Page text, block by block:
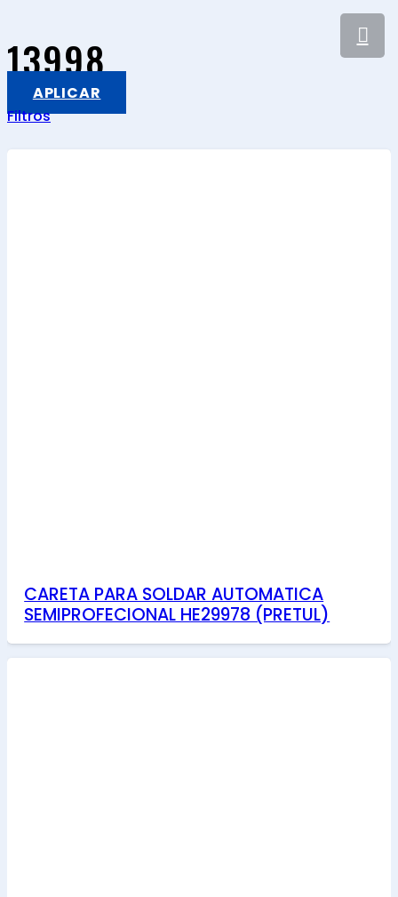
13998
APLICAR
Filtros
CARETA PARA SOLDAR AUTOMATICA
SEMIPROFECIONAL HE29978 (PRETUL)